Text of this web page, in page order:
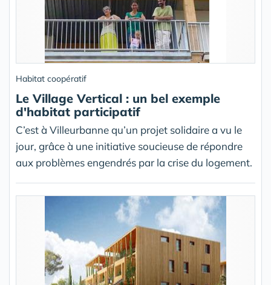
Habitat coopératif
Le Village Vertical : un bel exemple
d'habitat participatif
C’est à Villeurbanne qu’un projet solidaire a vu le
jour, grâce à une initiative soucieuse de répondre
aux problèmes engendrés par la crise du logement.